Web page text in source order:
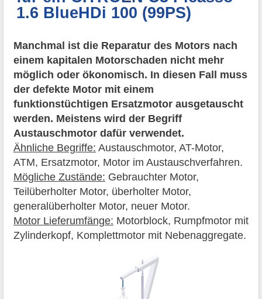
1.6 BlueHDi 100 (99PS)
Manchmal ist die Reparatur des Motors nach
einem kapitalen Motorschaden nicht mehr
möglich oder ökonomisch. In diesen Fall muss
der defekte Motor mit einem
funktionstüchtigen Ersatzmotor ausgetauscht
werden. Meistens wird der Begriff
Austauschmotor dafür verwendet.
Ähnliche Begriffe: Austauschmotor, AT-Motor,
ATM, Ersatzmotor, Motor im Austauschverfahren.
Mögliche Zustände: Gebrauchter Motor,
Teilüberholter Motor, überholter Motor,
generalüberholter Motor, neuer Motor.
Motor Lieferumfänge: Motorblock, Rumpfmotor mit
Zylinderkopf, Komplettmotor mit Nebenaggregate.